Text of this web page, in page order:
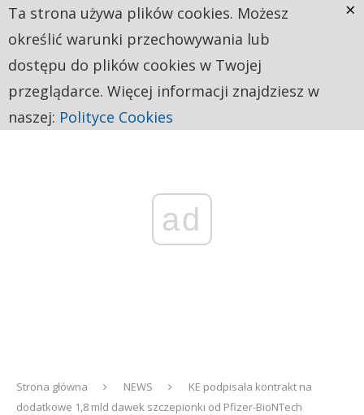
ad
Strona główna NEWS
KE podpisała kontrakt na
dodatkowe 1,8 mld dawek szczepionki od Pfizer-BioNTech
Ta strona używa plików cookies. Możesz
określić warunki przechowywania lub
dostępu do plików cookies w Twojej
przeglądarce. Więcej informacji znajdziesz w
naszej: Polityce Cookies
×